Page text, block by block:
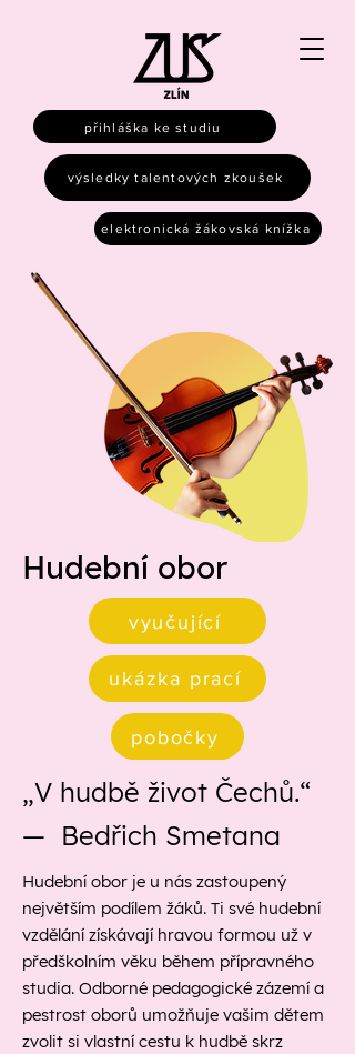
přihláška ke studiu
výsledky talentových zkoušek
elektronická žákovská knížka
Hudební obor
vyučující
ukázka prací
pobočky
„V hudbě život Čechů.“
— Bedřich Smetana
Hudební obor je u nás zastoupený
největším podílem žáků. Ti své hudební
vzdělání získávají hravou formou už v
předškolním věku během přípravného
studia. Odborné pedagogické zázemí a
pestrost oborů umožňuje vašim dětem
zvolit si vlastní cestu k hudbě skrz